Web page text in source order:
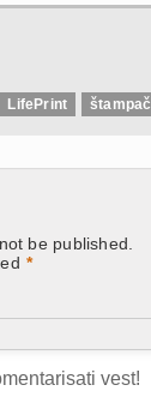
LifePrint štampač
be published.
*